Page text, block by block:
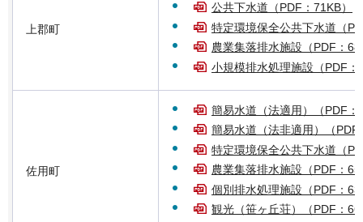
上郡町
公共下水道（PDF：71KB）
特定環境保全公共下水道（
農業集落排水施設（PDF：
小規模排水処理施設（PDF：
佐用町
簡易水道（法適用）（PDF：
簡易水道（法非適用）（PDF
特定環境保全公共下水道（
農業集落排水施設（PDF：
個別排水処理施設（PDF：
観光（笹ヶ丘荘）（PDF：